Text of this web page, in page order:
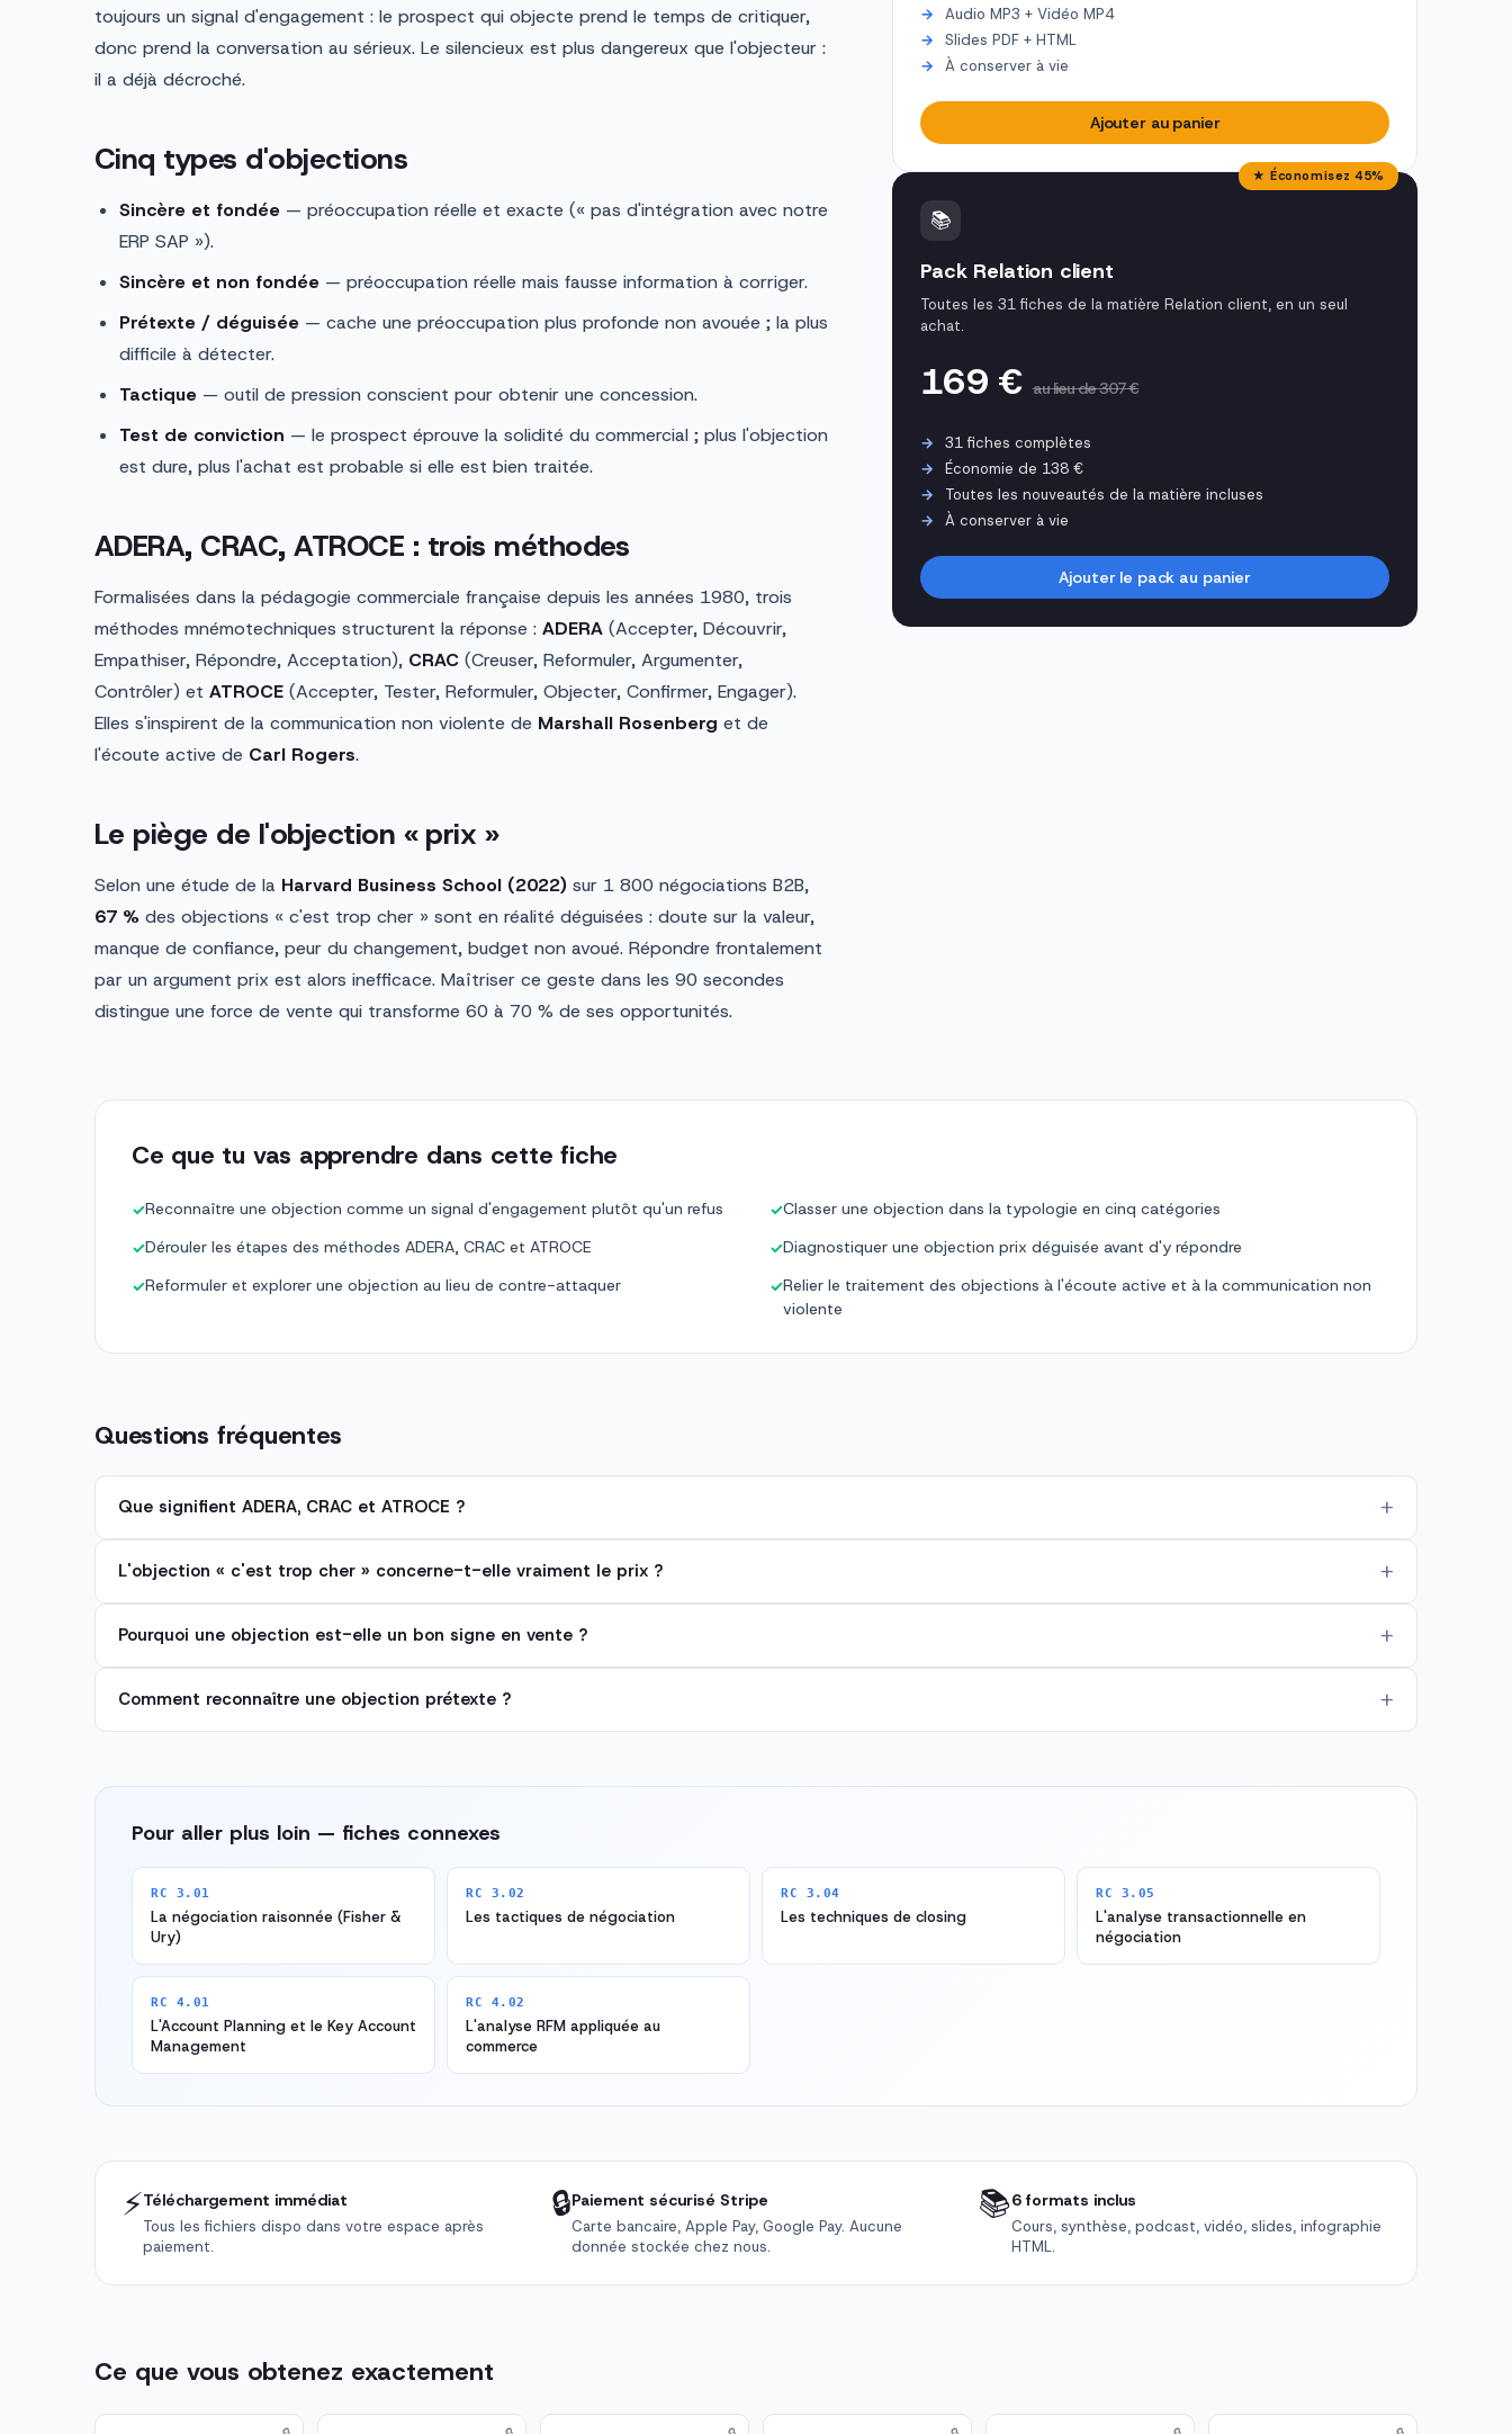
toujours un signal d'engagement : le prospect qui objecte prend le temps de critiquer,
donc prend la conversation au sérieux. Le silencieux est plus dangereux que l'objecteur :
il a déjà décroché.
Cinq types d'objections
Sincère et fondée — préoccupation réelle et exacte (« pas d'intégration avec notre
ERP SAP »).
Sincère et non fondée — préoccupation réelle mais fausse information à corriger.
Prétexte / déguisée — cache une préoccupation plus profonde non avouée ; la plus
difficile à détecter.
Tactique — outil de pression conscient pour obtenir une concession.
Test de conviction — le prospect éprouve la solidité du commercial ; plus l'objection
est dure, plus l'achat est probable si elle est bien traitée.
ADERA, CRAC, ATROCE : trois méthodes
Formalisées dans la pédagogie commerciale française depuis les années 1980, trois
méthodes mnémotechniques structurent la réponse : ADERA (Accepter, Découvrir,
Empathiser, Répondre, Acceptation), CRAC (Creuser, Reformuler, Argumenter,
Contrôler) et ATROCE (Accepter, Tester, Reformuler, Objecter, Confirmer, Engager).
Elles s'inspirent de la communication non violente de Marshall Rosenberg et de
l'écoute active de Carl Rogers.
Le piège de l'objection « prix »
Selon une étude de la Harvard Business School (2022) sur 1 800 négociations B2B,
67 % des objections « c'est trop cher » sont en réalité déguisées : doute sur la valeur,
manque de confiance, peur du changement, budget non avoué. Répondre frontalement
par un argument prix est alors inefficace. Maîtriser ce geste dans les 90 secondes
distingue une force de vente qui transforme 60 à 70 % de ses opportunités.
Audio MP3 + Vidéo MP4
Slides PDF + HTML
À conserver à vie
Ajouter au panier
★ Économisez 45%
📚
Pack Relation client
Toutes les 31 fiches de la matière Relation client, en un seul
achat.
169 €au lieu de 307 €
31 fiches complètes
Économie de 138 €
Toutes les nouveautés de la matière incluses
À conserver à vie
Ajouter le pack au panier
Ce que tu vas apprendre dans cette fiche
✓Reconnaître une objection comme un signal d'engagement plutôt qu'un refus ✓Classer une objection dans la typologie en cinq catégories
✓Dérouler les étapes des méthodes ADERA, CRAC et ATROCE ✓Diagnostiquer une objection prix déguisée avant d'y répondre
✓Reformuler et explorer une objection au lieu de contre-attaquer ✓Relier le traitement des objections à l'écoute active et à la communication non
violente
Questions fréquentes
Que signifient ADERA, CRAC et ATROCE ?
L'objection « c'est trop cher » concerne-t-elle vraiment le prix ?
Pourquoi une objection est-elle un bon signe en vente ?
Comment reconnaître une objection prétexte ?
Pour aller plus loin — fiches connexes
RC 3.01
La négociation raisonnée (Fisher &
Ury)
RC 3.02
Les tactiques de négociation
RC 3.04
Les techniques de closing
RC 3.05
L'analyse transactionnelle en
négociation
RC 4.01
L'Account Planning et le Key Account
Management
RC 4.02
L'analyse RFM appliquée au
commerce
⚡Téléchargement immédiat
Tous les fichiers dispo dans votre espace après
paiement.
🔒Paiement sécurisé Stripe
Carte bancaire, Apple Pay, Google Pay. Aucune
donnée stockée chez nous.
📚6 formats inclus
Cours, synthèse, podcast, vidéo, slides, infographie
HTML.
Ce que vous obtenez exactement